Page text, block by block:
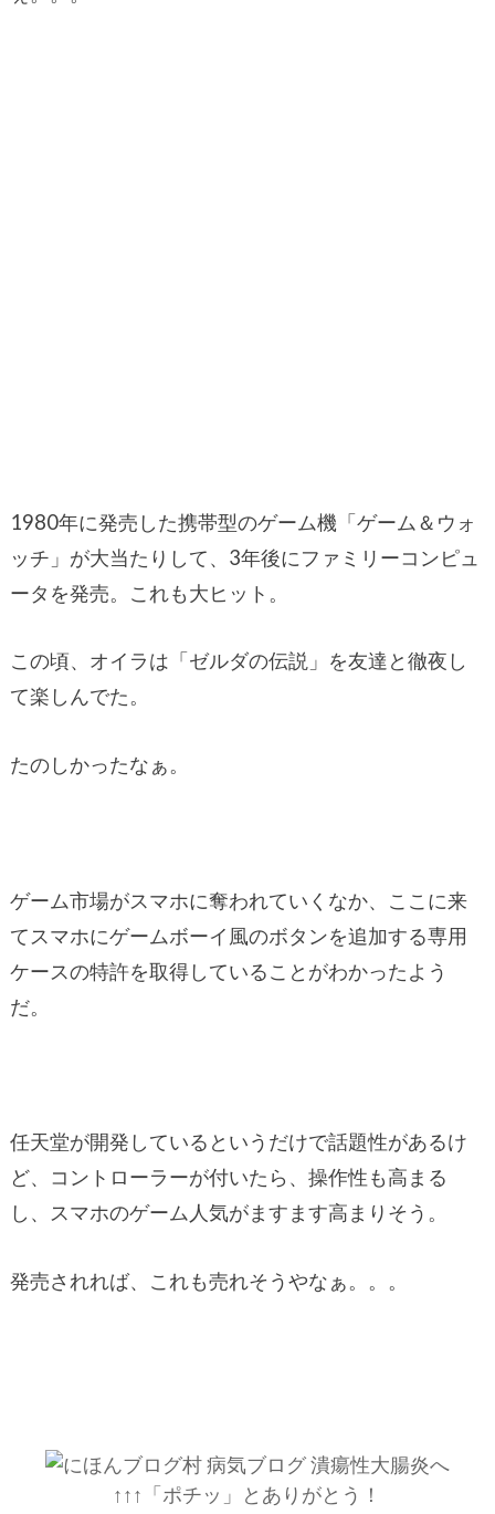
1980年に発売した携帯型のゲーム機「ゲーム＆ウォ
ッチ」が大当たりして、3年後にファミリーコンピュ
ータを発売。これも大ヒット。
この頃、オイラは「ゼルダの伝説」を友達と徹夜し
て楽しんでた。
たのしかったなぁ。
ゲーム市場がスマホに奪われていくなか、ここに来
てスマホにゲームボーイ風のボタンを追加する専用
ケースの特許を取得していることがわかったよう
だ。
任天堂が開発しているというだけで話題性があるけ
ど、コントローラーが付いたら、操作性も高まる
し、スマホのゲーム人気がますます高まりそう。
発売されれば、これも売れそうやなぁ。。。
↑↑↑「ポチッ」とありがとう！